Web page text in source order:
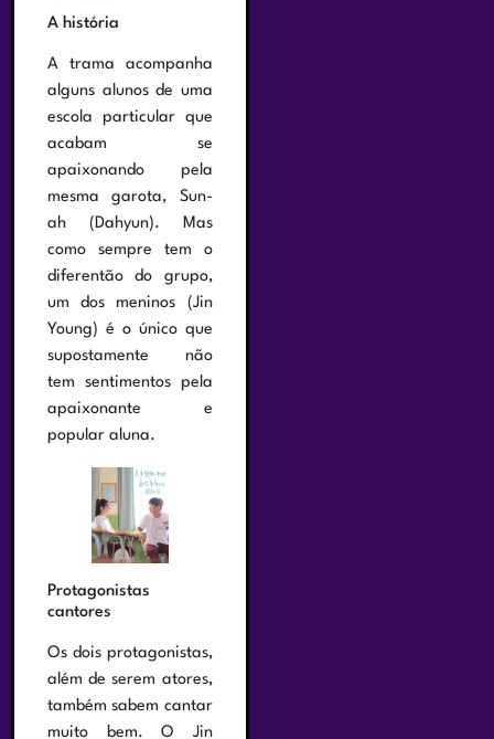
A história
A trama acompanha
alguns alunos de uma
escola particular que
acabam se
apaixonando pela
mesma garota, Sun-
ah (Dahyun). Mas
como sempre tem o
diferentão do grupo,
um dos meninos (Jin
Young) é o único que
supostamente não
tem sentimentos pela
apaixonante e
popular aluna.
Protagonistas
cantores
Os dois protagonistas,
além de serem atores,
também sabem cantar
muito bem. O Jin